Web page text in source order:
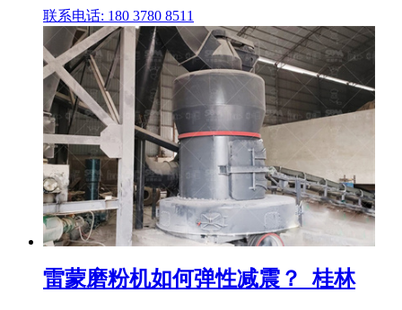
联系电话: 180 3780 8511
雷蒙磨粉机如何弹性减震？_桂林